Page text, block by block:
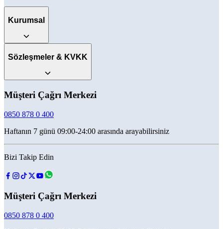
Kurumsal
Sözleşmeler & KVKK
Müşteri Çağrı Merkezi
0850 878 0 400
Haftanın 7 günü 09:00-24:00 arasında arayabilirsiniz
Bizi Takip Edin
Müşteri Çağrı Merkezi
0850 878 0 400